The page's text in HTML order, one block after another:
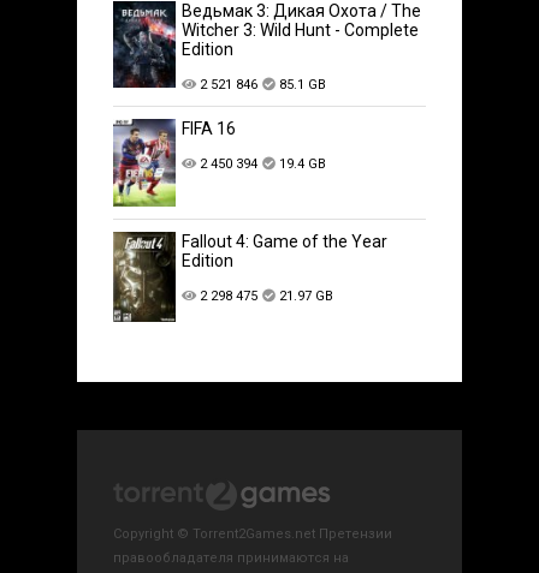
Ведьмак 3: Дикая Охота / The
Witcher 3: Wild Hunt - Complete
Edition
2 521 846 85.1 GB
FIFA 16
2 450 394 19.4 GB
Fallout 4: Game of the Year
Edition
2 298 475 21.97 GB
Copyright © Torrent2Games.net Претензии
правообладателя принимаются на